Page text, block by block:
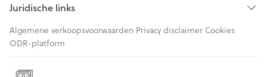
Juridische links
Algemene verkoopsvoorwaarden Privacy disclaimer Cookies
ODR-platform